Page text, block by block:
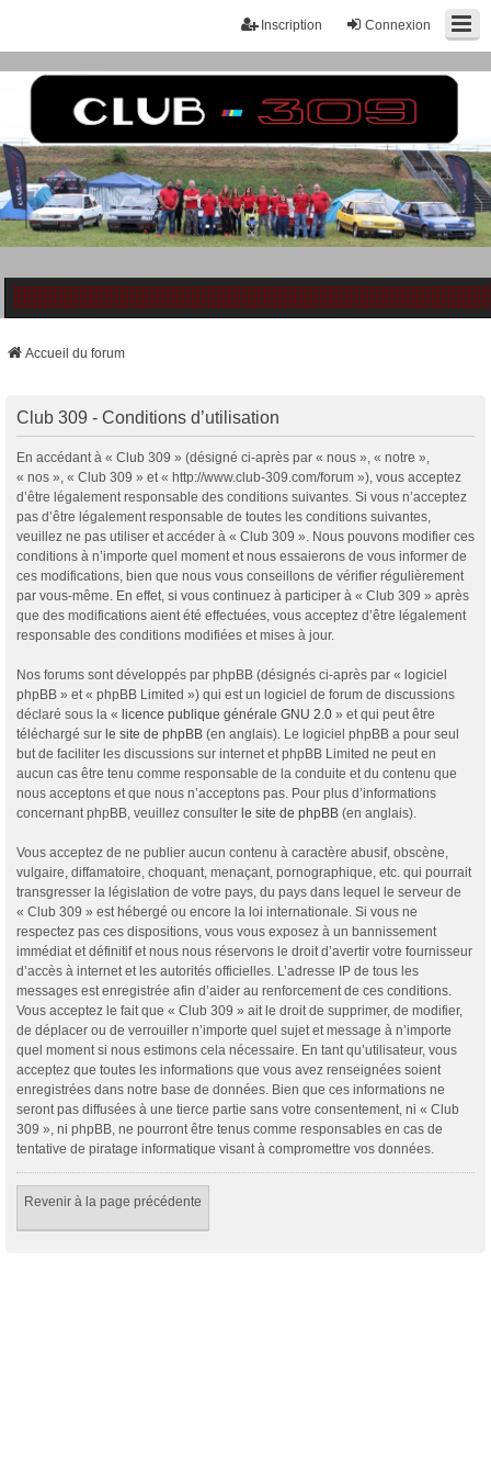
Connexion
Inscription
Accueil du forum
Club 309 - Conditions d’utilisation
En accédant à « Club 309 » (désigné ci-après par « nous », « notre »,
« nos », « Club 309 » et « http://www.club-309.com/forum »), vous acceptez
d’être légalement responsable des conditions suivantes. Si vous n’acceptez
pas d’être légalement responsable de toutes les conditions suivantes,
veuillez ne pas utiliser et accéder à « Club 309 ». Nous pouvons modifier ces
conditions à n’importe quel moment et nous essaierons de vous informer de
ces modifications, bien que nous vous conseillons de vérifier régulièrement
par vous-même. En effet, si vous continuez à participer à « Club 309 » après
que des modifications aient été effectuées, vous acceptez d’être légalement
responsable des conditions modifiées et mises à jour.
Nos forums sont développés par phpBB (désignés ci-après par « logiciel
phpBB » et « phpBB Limited ») qui est un logiciel de forum de discussions
déclaré sous la « licence publique générale GNU 2.0 » et qui peut être
téléchargé sur le site de phpBB (en anglais). Le logiciel phpBB a pour seul
but de faciliter les discussions sur internet et phpBB Limited ne peut en
aucun cas être tenu comme responsable de la conduite et du contenu que
nous acceptons et que nous n’acceptons pas. Pour plus d’informations
concernant phpBB, veuillez consulter le site de phpBB (en anglais).
Vous acceptez de ne publier aucun contenu à caractère abusif, obscène,
vulgaire, diffamatoire, choquant, menaçant, pornographique, etc. qui pourrait
transgresser la législation de votre pays, du pays dans lequel le serveur de
« Club 309 » est hébergé ou encore la loi internationale. Si vous ne
respectez pas ces dispositions, vous vous exposez à un bannissement
immédiat et définitif et nous nous réservons le droit d’avertir votre fournisseur
d’accès à internet et les autorités officielles. L’adresse IP de tous les
messages est enregistrée afin d’aider au renforcement de ces conditions.
Vous acceptez le fait que « Club 309 » ait le droit de supprimer, de modifier,
de déplacer ou de verrouiller n’importe quel sujet et message à n’importe
quel moment si nous estimons cela nécessaire. En tant qu’utilisateur, vous
acceptez que toutes les informations que vous avez renseignées soient
enregistrées dans notre base de données. Bien que ces informations ne
seront pas diffusées à une tierce partie sans votre consentement, ni « Club
309 », ni phpBB, ne pourront être tenus comme responsables en cas de
tentative de piratage informatique visant à compromettre vos données.
Revenir à la page précédente